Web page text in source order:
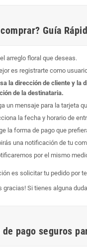
Guía
arreglo floral que deseas.
es registrarte como
la dirección de cliente y la
de la destinataria.
un mensaje para la tarjeta
la fecha y horario de
la forma de pago que
una notificación de tu
por el mismo
es solicitar tu pedido por
gracias! Si tienes alguna
de pago seguros